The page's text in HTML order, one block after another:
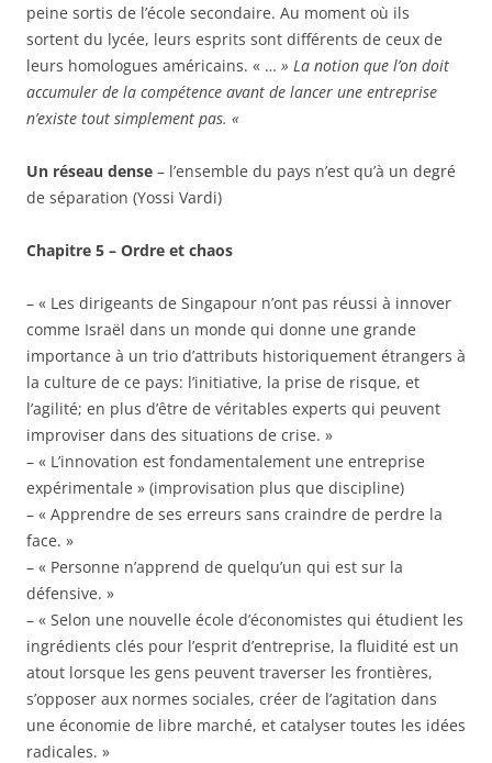
peine sortis de l’école secondaire. Au moment où ils
sortent du lycée, leurs esprits sont différents de ceux de
leurs homologues américains. « … » La notion que l’on doit
accumuler de la compétence avant de lancer une entreprise
n’existe tout simplement pas. «
Un réseau dense – l’ensemble du pays n’est qu’à un degré
de séparation (Yossi Vardi)
Chapitre 5 – Ordre et chaos
– « Les dirigeants de Singapour n’ont pas réussi à innover
comme Israël dans un monde qui donne une grande
importance à un trio d’attributs historiquement étrangers à
la culture de ce pays: l’initiative, la prise de risque, et
l’agilité; en plus d’être de véritables experts qui peuvent
improviser dans des situations de crise. »
– « L’innovation est fondamentalement une entreprise
expérimentale » (improvisation plus que discipline)
– « Apprendre de ses erreurs sans craindre de perdre la
face. »
– « Personne n’apprend de quelqu’un qui est sur la
défensive. »
– « Selon une nouvelle école d’économistes qui étudient les
ingrédients clés pour l’esprit d’entreprise, la fluidité est un
atout lorsque les gens peuvent traverser les frontières,
s’opposer aux normes sociales, créer de l’agitation dans
une économie de libre marché, et catalyser toutes les idées
radicales. »